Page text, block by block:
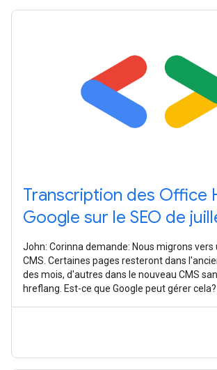
Transcription des Office
Google sur le SEO de
John: Corinna demande: Nous migrons vers
CMS. Certaines pages resteront dans
des mois, d'autres dans le nouveau CMS
hreflang. Est-ce que Google peut gérer